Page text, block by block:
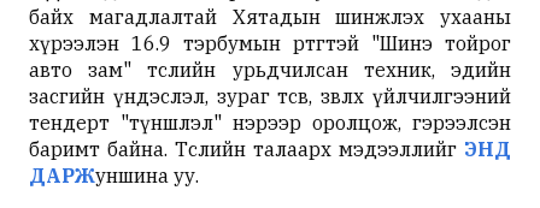
байх магадлалтай Хятадын шинжлэх ухааны
хүрээлэн 16.9 тэрбумын өртөгтэй "Шинэ тойрог
авто зам" төслийн урьдчилсан техник, эдийн
засгийн үндэслэл, зураг төсөв, зөвлөх үйлчилгээний
тендерт "түншлэл" нэрээр оролцож, гэрээлсэн
баримт байна. Төслийн талаарх мэдээллийг ЭНД
ДАРЖуншина уу.